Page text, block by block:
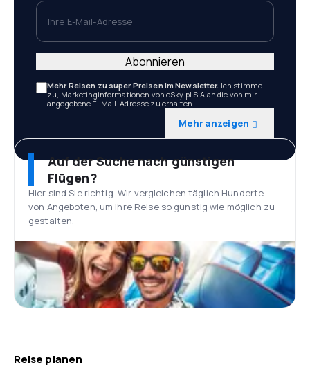
Ihre E-Mail-Adresse
Mehr Reisen zu super Preisen im Newsletter. Ich stimme
zu, Marketinginformationen von eSky.pl S.A an die von mir
angegebene E-Mail-Adresse zu erhalten.
Mehr anzeigen
Abonnieren
Auf der Suche nach günstigen
Flügen?
Hier sind Sie richtig. Wir vergleichen täglich Hunderte
von Angeboten, um Ihre Reise so günstig wie möglich zu
gestalten.
Reise planen